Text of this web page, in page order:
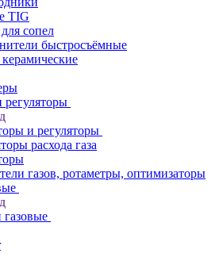
TIG
сопел
быстросъёмные
регуляторы
и регуляторы
расхода газа
газов, ротаметры, оптимизаторы
газовые